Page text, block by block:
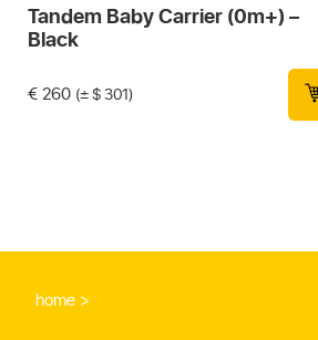
Tandem Baby Carrier (0m+) –
Black
€260 (± $ 301)
home